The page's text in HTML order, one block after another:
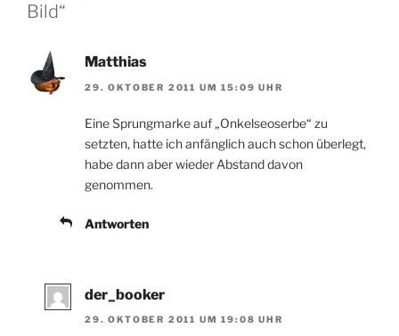
Bild“
Matthias
29. OKTOBER 2011 UM 15:09 UHR
Eine Sprungmarke auf „Onkelseoserbe“ zu
setzten, hatte ich anfänglich auch schon überlegt,
habe dann aber wieder Abstand davon
genommen.
Antworten
der_booker
29. OKTOBER 2011 UM 19:08 UHR